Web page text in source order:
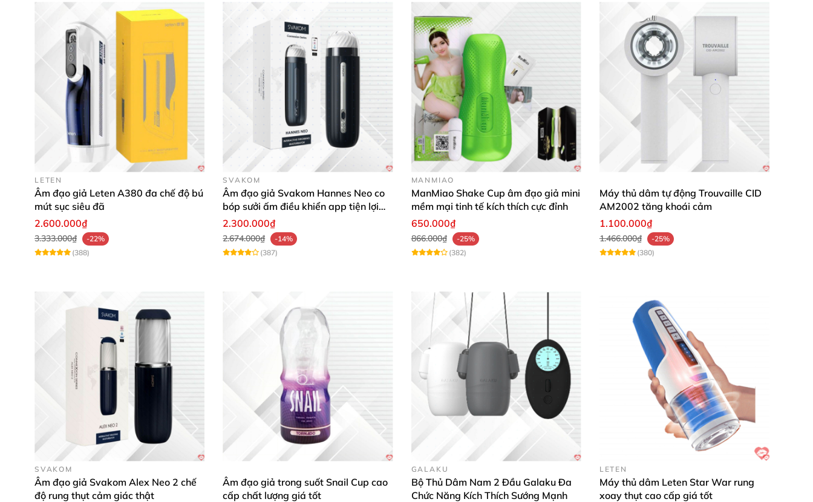
LETEN
Âm đạo giả Leten A380 đa chế độ bú
mút sục siêu đã
2.600.000₫
3.333.000₫
-22%
(388)
SVAKOM
Âm đạo giả Svakom Hannes Neo co
bóp sưởi ấm điều khiển app tiện lợi
kích thích mạnh mẽ
2.300.000₫
2.674.000₫
-14%
(387)
MANMIAO
ManMiao Shake Cup âm đạo giả mini
mềm mại tinh tế kích thích cực đỉnh
650.000₫
866.000₫
-25%
(382)
Máy thủ dâm tự động Trouvaille CID
AM2002 tăng khoái cảm
1.100.000₫
1.466.000₫
-25%
(380)
SVAKOM
Âm đạo giả Svakom Alex Neo 2 chế
độ rung thụt cảm giác thật
Âm đạo giả trong suốt Snail Cup cao
cấp chất lượng giá tốt
GALAKU
Bộ Thủ Dâm Nam 2 Đầu Galaku Đa
Chức Năng Kích Thích Sướng Mạnh
LETEN
Máy thủ dâm Leten Star War rung
xoay thụt cao cấp giá tốt